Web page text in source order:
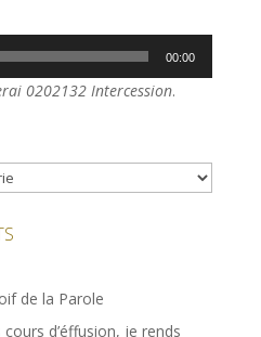
00:00
0202132 Intercession.
de la Parole
d’éffusion, je rends